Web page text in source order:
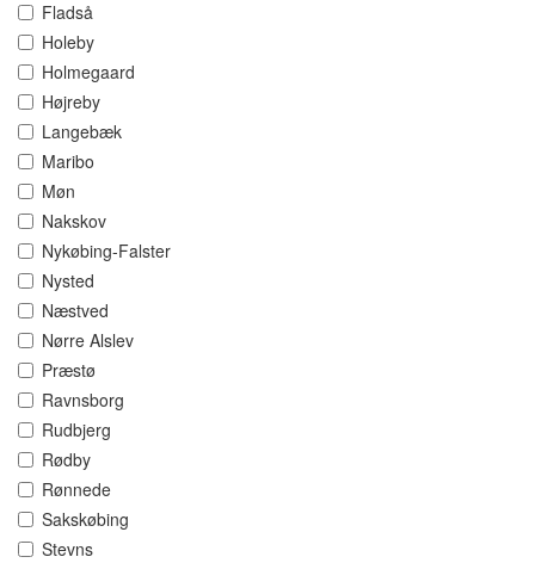
Fladså
Holeby
Holmegaard
Højreby
Langebæk
Maribo
Møn
Nakskov
Nykøbing-Falster
Nysted
Næstved
Nørre Alslev
Præstø
Ravnsborg
Rudbjerg
Rødby
Rønnede
Sakskøbing
Stevns